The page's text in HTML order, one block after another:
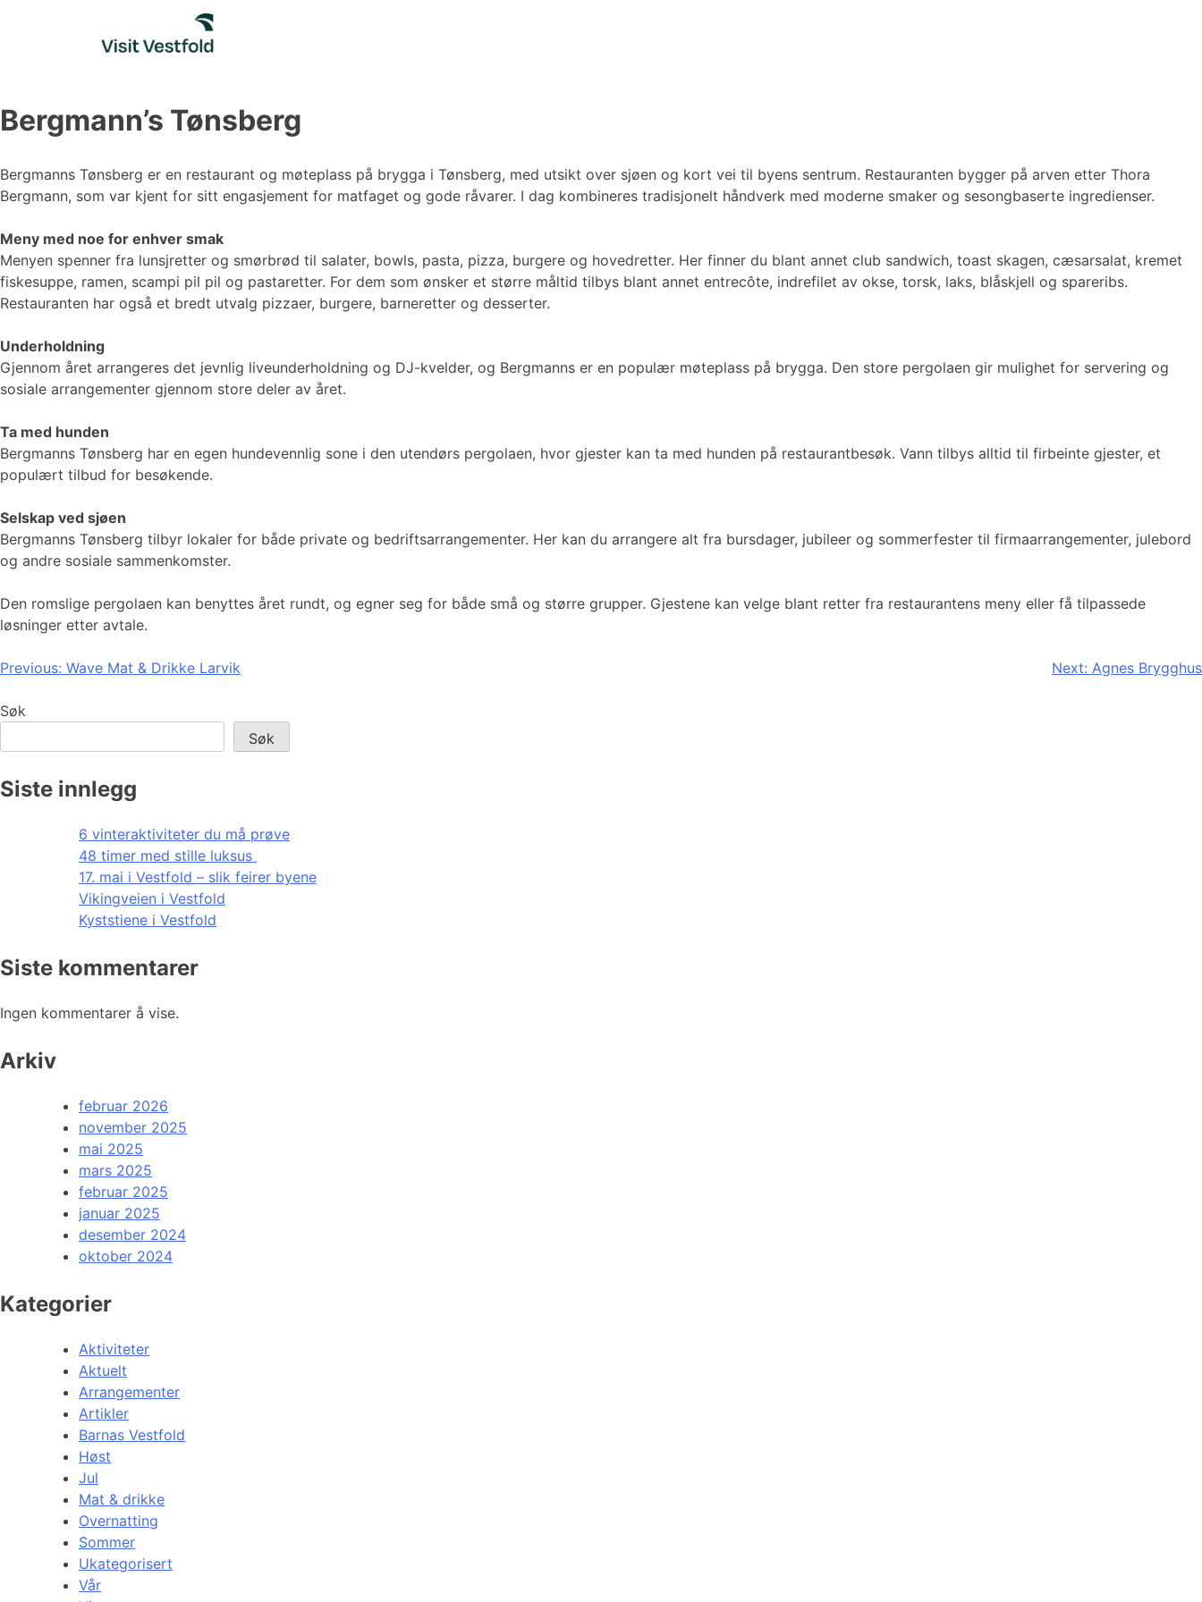
Bergmann’s Tønsberg
Bergmanns Tønsberg er en restaurant og møteplass på brygga i Tønsberg, med utsikt over sjøen og kort vei til byens sentrum. Restauranten bygger på arven etter Thora
Bergmann, som var kjent for sitt engasjement for matfaget og gode råvarer. I dag kombineres tradisjonelt håndverk med moderne smaker og sesongbaserte ingredienser.
Meny med noe for enhver smak
Menyen spenner fra lunsjretter og smørbrød til salater, bowls, pasta, pizza, burgere og hovedretter. Her finner du blant annet club sandwich, toast skagen, cæsarsalat, kremet
fiskesuppe, ramen, scampi pil pil og pastaretter. For dem som ønsker et større måltid tilbys blant annet entrecôte, indrefilet av okse, torsk, laks, blåskjell og spareribs.
Restauranten har også et bredt utvalg pizzaer, burgere, barneretter og desserter.
Underholdning
Gjennom året arrangeres det jevnlig liveunderholdning og DJ-kvelder, og Bergmanns er en populær møteplass på brygga. Den store pergolaen gir mulighet for servering og
sosiale arrangementer gjennom store deler av året.
Ta med hunden
Bergmanns Tønsberg har en egen hundevennlig sone i den utendørs pergolaen, hvor gjester kan ta med hunden på restaurantbesøk. Vann tilbys alltid til firbeinte gjester, et
populært tilbud for besøkende.
Selskap ved sjøen
Bergmanns Tønsberg tilbyr lokaler for både private og bedriftsarrangementer. Her kan du arrangere alt fra bursdager, jubileer og sommerfester til firmaarrangementer, julebord
og andre sosiale sammenkomster.
Den romslige pergolaen kan benyttes året rundt, og egner seg for både små og større grupper. Gjestene kan velge blant retter fra restaurantens meny eller få tilpassede
løsninger etter avtale.
Innleggsnavigasjon
Previous: Wave Mat & Drikke Larvik Next: Agnes Brygghus
Søk
Søk
Siste innlegg
6 vinteraktiviteter du må prøve
48 timer med stille luksus
17. mai i Vestfold – slik feirer byene
Vikingveien i Vestfold
Kyststiene i Vestfold
Siste kommentarer
Ingen kommentarer å vise.
Arkiv
februar 2026
november 2025
mai 2025
mars 2025
februar 2025
januar 2025
desember 2024
oktober 2024
Kategorier
Aktiviteter
Aktuelt
Arrangementer
Artikler
Barnas Vestfold
Høst
Jul
Mat & drikke
Overnatting
Sommer
Ukategorisert
Vår